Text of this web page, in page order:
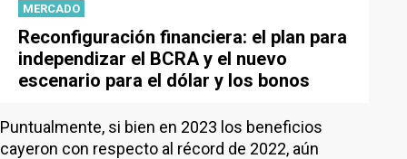
MERCADO
Reconfiguración financiera: el plan para
independizar el BCRA y el nuevo
escenario para el dólar y los bonos
Puntualmente, si bien en 2023 los beneficios
cayeron con respecto al récord de 2022, aún